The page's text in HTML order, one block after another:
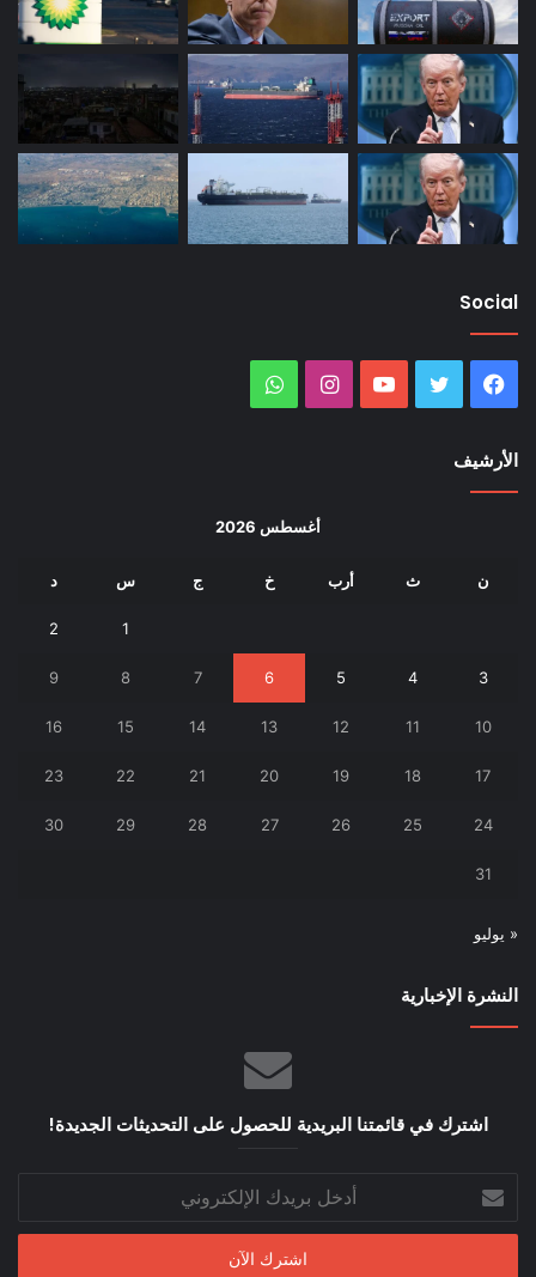
Social
فيسبوك تويتر يوتيوب انستقرام
الأرشيف
أغسطس 2026
ن ث أرب خ ج س د
1
2
3
4
5
6
7
8
9
10
11
12
13
14
15
16
17
18
19
20
21
22
23
24
25
26
27
28
29
30
31
« يوليو
النشرة الإخبارية
اشترك في قائمتنا البريدية للحصول على التحديثات الجديدة!
بريدك
الإلكتروني